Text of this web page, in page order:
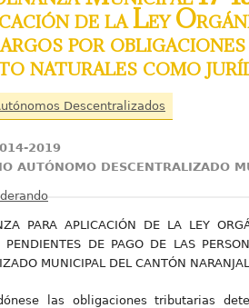
de la Ley
por
naturales como
Descentralizados
2019
AUTÓNOMO DESCENTRALIZADO
PARA APLICACIÓN DE LA LEY
PENDIENTES DE PAGO DE LAS
MUNICIPAL DEL CANTÓN
las obligaciones tributarias